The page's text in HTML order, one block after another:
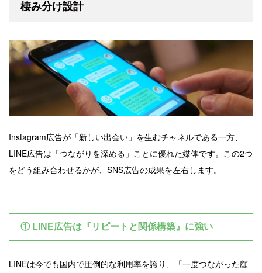
棲み分け設計
Instagram広告が「新しい出会い」を生むチャネルである一方、
LINE広告は「つながりを深める」ことに優れた媒体です。この2つ
をどう組み合わせるかが、SNS広告の成果を左右します。
① LINE広告は『リピートと関係構築』に強い
LINEは今でも国内で圧倒的な利用率を誇り、「一度つながった顧